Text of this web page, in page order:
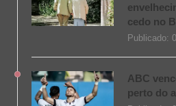
cedo no
Publicado:
ABC
perto do